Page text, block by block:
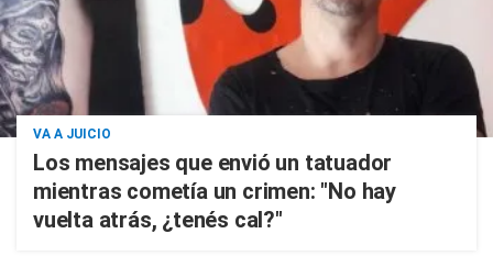
VA A JUICIO
Los mensajes que envió un tatuador
mientras cometía un crimen: "No hay
vuelta atrás, ¿tenés cal?"